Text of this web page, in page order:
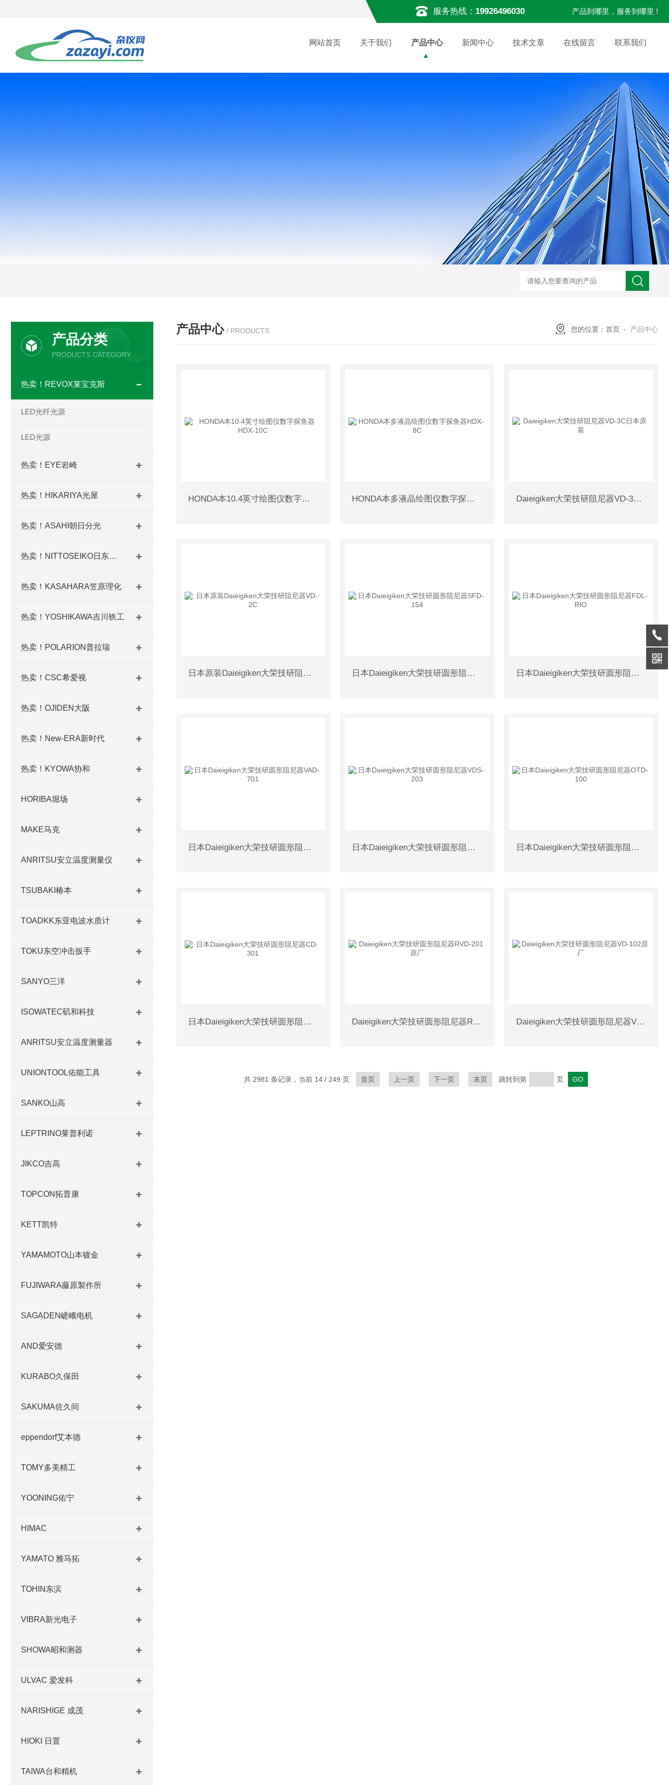
服务热线： 19926496030 产品到哪里，服务到哪里 !
网站首页 关于我们 产品中心 新闻中心 技术文章 在线留言 联系我们
产品分类
PRODUCTS CATEGORY
热卖！REVOX莱宝克斯
LED光纤光源
LED光源
热卖！EYE岩崎
热卖！HIKARIYA光屋
热卖！ASAHI朝日分光
热卖！NITTOSEIKO日东精工
热卖！KASAHARA笠原理化
热卖！YOSHIKAWA吉川铁工
热卖！POLARION普拉瑞
热卖！CSC希爱视
热卖！OJIDEN大阪
热卖！New-ERA新时代
热卖！KYOWA协和
HORIBA堀场
MAKE马克
ANRITSU安立温度测量仪
TSUBAKI椿本
TOADKK东亚电波水质计
TOKU东空冲击扳手
SANYO三洋
ISOWATEC矶和科技
ANRITSU安立温度测量器
UNIONTOOL佑能工具
SANKO山高
LEPTRINO莱普利诺
JIKCO吉高
TOPCON拓普康
KETT凯特
YAMAMOTO山本镀金
FUJIWARA藤原製作所
SAGADEN嵯峨电机
AND爱安德
KURABO久保田
SAKUMA佐久间
eppendorf艾本德
TOMY多美精工
YOONING佑宁
HIMAC
YAMATO 雅马拓
TOHIN东滨
VIBRA新光电子
SHOWA昭和测器
ULVAC 爱发科
NARISHIGE 成茂
HIOKI 日置
TAIWA台和精机
产品中心 / PRODUCTS 您的位置： 首页 - 产品中心
HONDA本10.4英寸绘图仪数字探鱼器HDX-10C HONDA本多液晶绘图仪数字探鱼器HDX-8C Daieigiken大荣技研阻尼器VD-3C日本原装
日本原装Daieigiken大荣技研阻尼器VD-2C 日本Daieigiken大荣技研圆形阻尼器SFD-154 日本Daieigiken大荣技研圆形阻尼器FDL-RIO
日本Daieigiken大荣技研圆形阻尼器VAD-701 日本Daieigiken大荣技研圆形阻尼器VDS-203 日本Daieigiken大荣技研圆形阻尼器OTD-100
日本Daieigiken大荣技研圆形阻尼器CD-301 Daieigiken大荣技研圆形阻尼器RVD-201原厂 Daieigiken大荣技研圆形阻尼器VD-102原厂
共 2981 条记录，当前 14 / 249 页 首页 上一页 下一页 末页 跳转到第 页